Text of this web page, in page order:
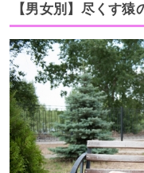
【男女別】尽くす猿